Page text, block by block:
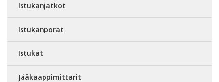
Istukanjatkot
Istukanporat
Istukat
Jääkaappimittarit